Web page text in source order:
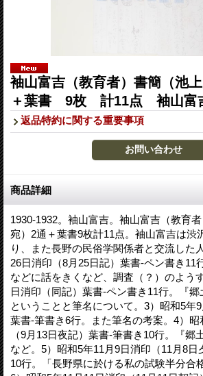
袖山富吉（教育者）書簡（池
＋葉書 9枚 計11点 袖山富
返品特約に関する重要事項
商品詳細
1930-1932。袖山富吉。袖山富吉（教育
宛）2通＋葉書9枚計11点。袖山富吉は渋
り、また長野の民俗学関係者と交流した
26日消印（8月25日記）葉書-ペン書き11
などに話をきくなど、調査（？）のよう
日消印（同記）葉書-ペン書き11行。『
ということと筆名について。3）昭和5年9
葉書-筆書き6行。また筆名の考案。4）昭
（9月13日夜記）葉書-筆書き10行。『郷
など。5）昭和5年11月9日消印（11月8日
10行。「長野県に於ける私の試験半分合